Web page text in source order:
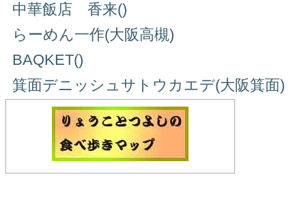
中華飯店 香来()
らーめん一作(大阪高槻)
BAQKET()
箕面デニッシュサトウカエデ(大阪箕面)